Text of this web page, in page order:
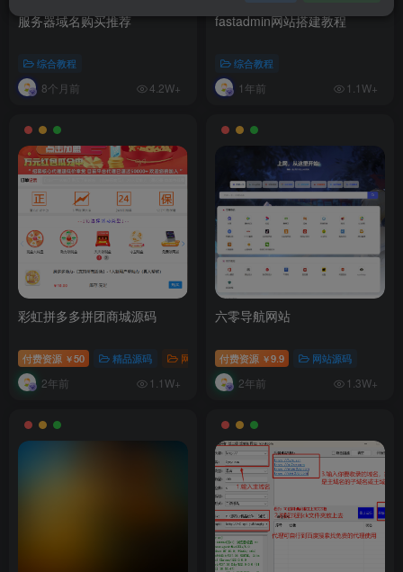
服务器域名购买推荐
综合教程
8个月前 4.2W+
fastadmin网站搭建教程
综合教程
1年前 1.1W+
彩虹拼多多拼团商城源码
付费资源 ￥50 精品源码 网站源码
2年前 1.1W+
六零导航网站
付费资源 ￥9.9 网站源码
2年前 1.3W+